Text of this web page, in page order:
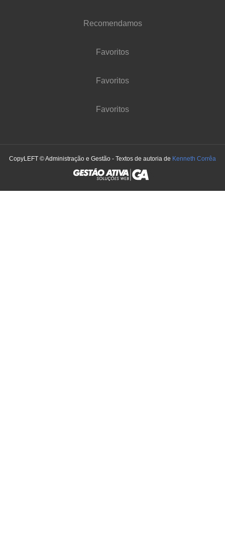
Recomendamos
Favoritos
Favoritos
Favoritos
CopyLEFT © Administração e Gestão - Textos de autoria de Kenneth Corrêa